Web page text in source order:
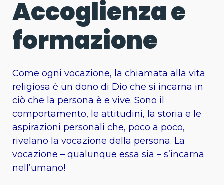
Accoglienza e
formazione
Come ogni vocazione, la chiamata alla vita
religiosa è un dono di Dio che si incarna in
ciò che la persona è e vive. Sono il
comportamento, le attitudini, la storia e le
aspirazioni personali che, poco a poco,
rivelano la vocazione della persona. La
vocazione – qualunque essa sia – s’incarna
nell’umano!